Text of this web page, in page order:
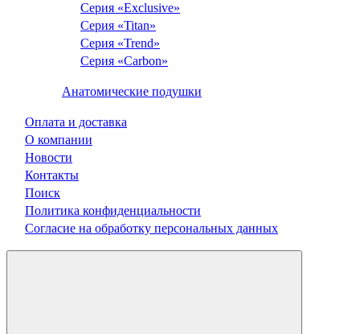
Серия «Exclusive»
Серия «Titan»
Серия «Trend»
Серия «Carbon»
Анатомические подушки
Оплата и доставка
О компании
Новости
Контакты
Поиск
Политика конфиденциальности
Согласие на обработку персональных данных